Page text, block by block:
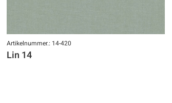
Artikelnummer.: 14-420
Lin 14